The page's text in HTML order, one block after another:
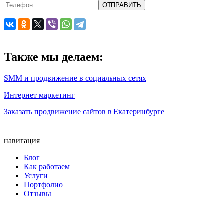
ОТПРАВИТЬ
Также мы делаем:
SMM и продвижение в социальных сетях
Интернет маркетинг
Заказать продвижение сайтов в Екатеринбурге
навигация
Блог
Как работаем
Услуги
Портфолио
Отзывы